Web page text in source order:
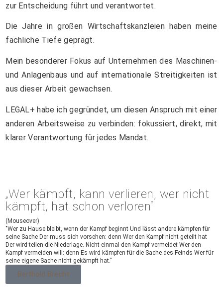
zur Entscheidung führt und verantwortet.
Die Jahre in großen Wirtschaftskanzleien haben meine
fachliche Tiefe geprägt.
Mein besonderer Fokus auf Unternehmen des Maschinen-
und Anlagenbaus und auf internationale Streitigkeiten ist
aus dieser Arbeit gewachsen.
LEGAL+ habe ich gegründet, um diesen Anspruch mit einer
anderen Arbeitsweise zu verbinden: fokussiert, direkt, mit
klarer Verantwortung für jedes Mandat.
„Wer kämpft, kann verlieren, wer nicht
kämpft, hat schon verloren“
(Mouseover)
"Wer zu Hause bleibt, wenn der Kampf beginnt Und lässt andere kämpfen für
seine Sache Der muss sich vorsehen: denn Wer den Kampf nicht geteilt hat
Der wird teilen die Niederlage. Nicht einmal den Kampf vermeidet Wer den
Kampf vermeiden will: denn Es wird kämpfen für die Sache des Feinds Wer für
seine eigene Sache nicht gekämpft hat."
Berthold Brecht